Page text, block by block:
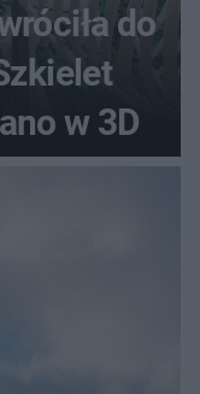
do
w 3D